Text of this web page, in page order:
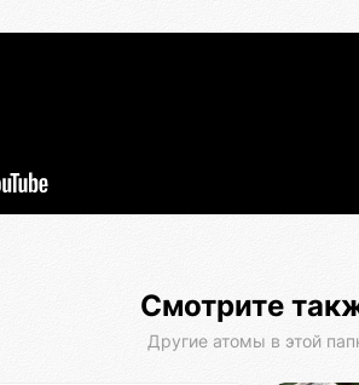
Смотрите
Другие атомы в этой